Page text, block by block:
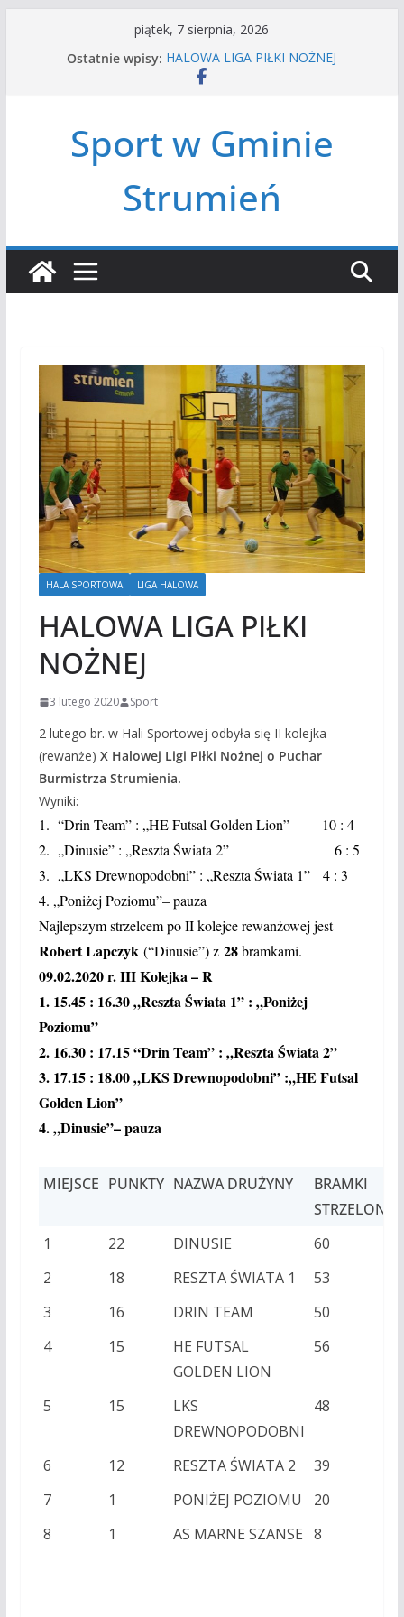
piątek, 7 sierpnia, 2026
Ostatnie wpisy: HALOWA LIGA PIŁKI NOŻNEJ
LATO W MIEŚCIE’2026
Czwórbój lekkoatletyczny
Sport w Gminie
Strumień
HALA SPORTOWA LIGA HALOWA
HALOWA LIGA PIŁKI
NOŻNEJ
3 lutego 2020 Sport
2 lutego br. w Hali Sportowej odbyła się II kolejka
(rewanże) X Halowej Ligi Piłki Nożnej o Puchar
Burmistrza Strumienia.
Wyniki:
1. “Drin Team” : „HE Futsal Golden Lion” 10 : 4
2. „Dinusie” : „Reszta Świata 2” 6 : 5
3. „LKS Drewnopodobni” : „Reszta Świata 1” 4 : 3
4. „Poniżej Poziomu”– pauza
Najlepszym strzelcem po II kolejce rewanżowej jest
Robert Lapczyk(“Dinusie”) z 28bramkami.
09.02.2020 r. III Kolejka – R
1. 15.45 : 16.30 „Reszta Świata 1” : „Poniżej
Poziomu”
2. 16.30 : 17.15 “Drin Team” : „Reszta Świata 2”
3. 17.15 : 18.00 „LKS Drewnopodobni” :„HE Futsal
Golden Lion”
4. „Dinusie”– pauza
MIEJSCE PUNKTY NAZWA DRUŻYNY
BRAMKI
STRZELONE
1
22 DINUSIE 60
2
18 RESZTA ŚWIATA 1 53
3
16 DRIN TEAM 50
4
15
HE FUTSAL
GOLDEN LION
56
5 15
LKS
DREWNOPODOBNI
48
6 12 RESZTA ŚWIATA 2 39
7
1 PONIŻEJ POZIOMU 20
8
1 AS MARNE SZANSE 8